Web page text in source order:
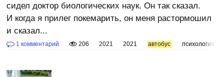
сидел доктор биологических наук. Он так сказал.
И когда я прилег покемарить, он меня растормошил
и сказал...
1 комментарий 206 2021 2021 автобус психология